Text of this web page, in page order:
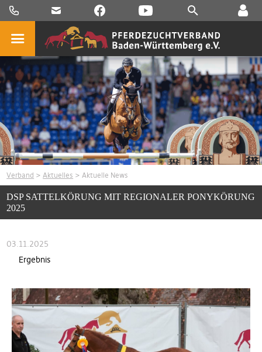
Verband >Aktuelles > Aktuelle News
DSP SATTELKÖRUNG MIT REGIONALER PONYKÖRUNG
2025
03.11.2025
Ergebnis